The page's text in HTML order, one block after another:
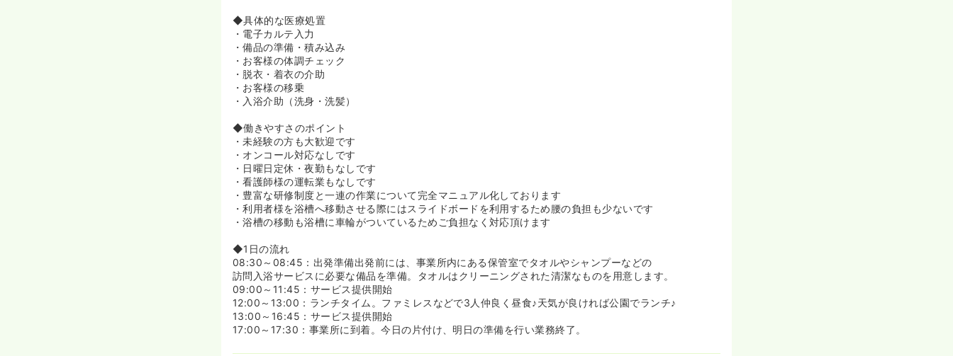
上に努めてまいりました。そして「その人らしい生活」を支援する社会づくりの実現をめざし、これ
からも努力し続けます。今後もより高質な福祉サービスを創造し続け、高齢者や障害者の方々の生き
がいや喜びにつながるように、地域社会の福祉と健康の増進に貢献し続ける企業でありたいと願って
います！
《ご負担なくご勤務可能です★》
◆同社の浴槽は、超軽量浴槽対応で、かつ浴槽に車輪がついてるため、持ち運びもご負担なく対応を
ードを利用し対応を行いますので、職員の方も腰の負担なくご勤務いただくことは可能です！
◆訪問の際は運転手・介護士・看護師が一組となってお伺いしますが、運転手の方は必ず男性職員と
しています。利用者様が入浴する際、お身体を支える時に男性の方がいるととても心強いです。ま
た、装着型介護ロボット「マッスルスーツ」も導入しておりますので、場合によっては男性職員の方
お一人で利用者様の介助が可能な体制を敷いています！
《ママさんも安心★》
◆お車通勤も可能なため、雨の日もご負担なく通勤をいただくことが可能です。また、小さなお子様
◆オンコールなどの夜間対応もなく、完全日勤でのご勤務になります。また、日曜日も固定でお休み
のため、週末ご家族とのお時間を確保いただくことも可能です！
◆お子様の熱発時などの急なお休み希望にも、近隣の事業所の職員の方と連携をとってフォローする
風土があります。万が一の場合には、派遣社員の方や利用者様に直接協力を仰ぎながら、スタッフの
方がきちんとプライベート両立が実現できるよう励んでいます！
《研修が充実★》
◆具体的な医療処置
・電子カルテ入力
・備品の準備・積み込み
・お客様の体調チェック
・脱衣・着衣の介助
・お客様の移乗
・入浴介助（洗身・洗髪）
◆働きやすさのポイント
・未経験の方も大歓迎です
・オンコール対応なしです
・日曜日定休・夜勤もなしです
・看護師様の運転業もなしです
・豊富な研修制度と一連の作業について完全マニュアル化しております
・利用者様を浴槽へ移動させる際にはスライドボードを利用するため腰の負担も少ないです
・浴槽の移動も浴槽に車輪がついているためご負担なく対応頂けます
◆1日の流れ
08:30～08:45：出発準備出発前には、事業所内にある保管室でタオルやシャンプーなどの
訪問入浴サービスに必要な備品を準備。タオルはクリーニングされた清潔なものを用意します。
09:00～11:45：サービス提供開始
12:00～13:00：ランチタイム。ファミレスなどで3人仲良く昼食♪天気が良ければ公園でランチ♪
13:00～16:45：サービス提供開始
17:00～17:30：事業所に到着。今日の片付け、明日の準備を行い業務終了。